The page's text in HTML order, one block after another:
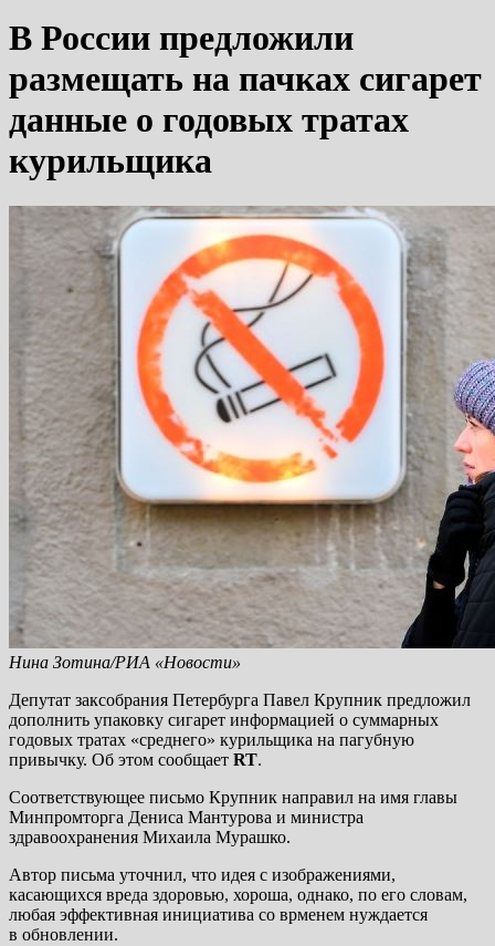
В России предложили
размещать на пачках сигарет
данные о годовых тратах
курильщика
Нина Зотина/РИА «Новости»
Депутат заксобрания Петербурга Павел Крупник предложил
дополнить упаковку сигарет информацией о суммарных
годовых тратах «среднего» курильщика на пагубную
привычку. Об этом сообщает RT.
Соответствующее письмо Крупник направил на имя главы
Минпромторга Дениса Мантурова и министра
здравоохранения Михаила Мурашко.
Автор письма уточнил, что идея с изображениями,
касающихся вреда здоровью, хороша, однако, по его словам,
любая эффективная инициатива со врменем нуждается
в обновлении.